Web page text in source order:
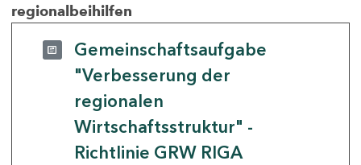
regionalbeihilfen
Gemeinschaftsaufgabe
"Verbesserung der
regionalen
Wirtschaftsstruktur" -
Richtlinie GRW RIGA